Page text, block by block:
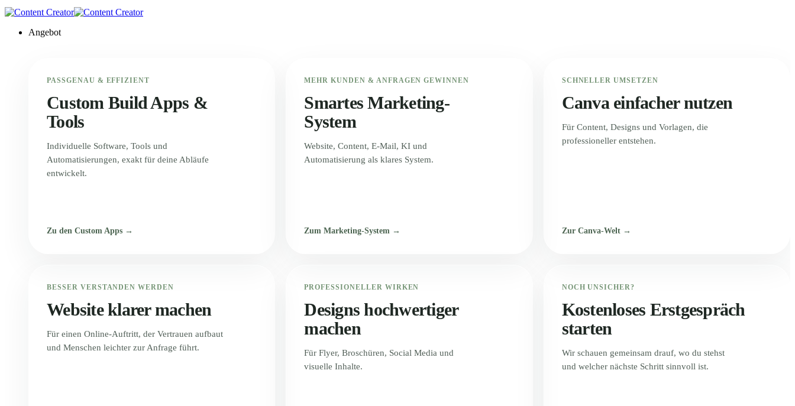
Angebot
PASSGENAU & EFFIZIENT
Custom Build Apps &
Tools
Individuelle Software, Tools und
Automatisierungen, exakt für deine Abläufe
entwickelt.
Zu den Custom Apps →
MEHR KUNDEN & ANFRAGEN GEWINNEN
Smartes Marketing-
System
Website, Content, E-Mail, KI und
Automatisierung als klares System.
Zum Marketing-System →
SCHNELLER UMSETZEN
Canva einfacher nutzen
Für Content, Designs und Vorlagen, die
professioneller entstehen.
Zur Canva-Welt →
BESSER VERSTANDEN WERDEN
Website klarer machen
Für einen Online-Auftritt, der Vertrauen aufbaut
und Menschen leichter zur Anfrage führt.
PROFESSIONELLER WIRKEN
Designs hochwertiger
machen
Für Flyer, Broschüren, Social Media und
visuelle Inhalte.
NOCH UNSICHER?
Kostenloses Erstgespräch
starten
Wir schauen gemeinsam drauf, wo du stehst
und welcher nächste Schritt sinnvoll ist.